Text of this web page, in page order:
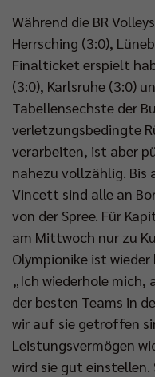
Während die BR
Herrsching (3:0),
Finalticket erspielt
(3:0), Karlsruhe (3:0)
Tabellensechste der
verletzungsbedingte
verarbeiten, ist aber
nahezu vollzählig.
Vincett sind alle an
von der Spree. Für
am Mittwoch nur zu
Olympionike ist
„Ich wiederhole mich,
der besten Teams in
wir auf sie getroffen
Leistungsvermögen
wird sie gut einstellen.